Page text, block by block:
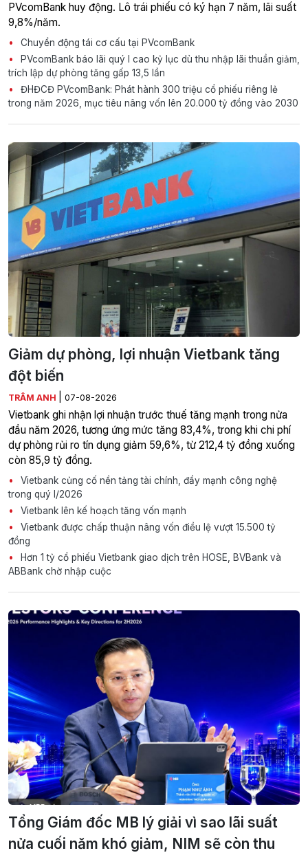
PVcomBank huy động. Lô trái phiếu có ký hạn 7 năm, lãi suất
9,8%/năm.
Chuyển động tái cơ cấu tại PVcomBank
PVcomBank báo lãi quý I cao kỷ lục dù thu nhập lãi thuần giảm,
trích lập dự phòng tăng gấp 13,5 lần
ĐHĐCĐ PVcomBank: Phát hành 300 triệu cổ phiếu riêng lẻ
trong năm 2026, mục tiêu nâng vốn lên 20.000 tỷ đồng vào 2030
Giảm dự phòng, lợi nhuận Vietbank tăng
đột biến
TRÂM ANH 07-08-2026
Vietbank ghi nhận lợi nhuận trước thuế tăng mạnh trong nửa
đầu năm 2026, tương ứng mức tăng 83,4%, trong khi chi phí
dự phòng rủi ro tín dụng giảm 59,6%, từ 212,4 tỷ đồng xuống
còn 85,9 tỷ đồng.
Vietbank củng cố nền tảng tài chính, đẩy mạnh công nghệ
trong quý I/2026
Vietbank lên kế hoạch tăng vốn mạnh
Vietbank được chấp thuận nâng vốn điều lệ vượt 15.500 tỷ
đồng
Hơn 1 tỷ cổ phiếu Vietbank giao dịch trên HOSE, BVBank và
ABBank chờ nhập cuộc
Tổng Giám đốc MB lý giải vì sao lãi suất
nửa cuối năm khó giảm, NIM sẽ còn thu